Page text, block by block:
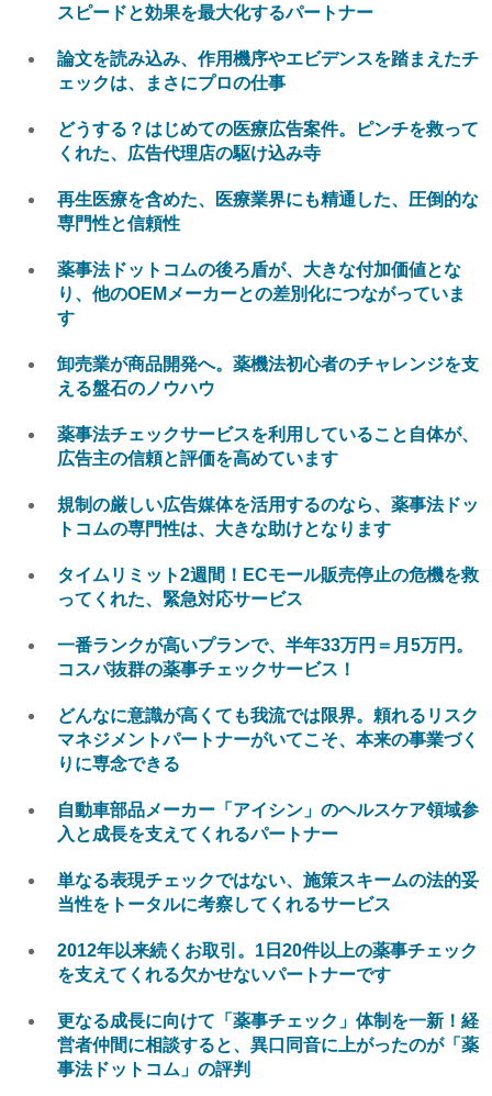
スピードと効果を最大化するパートナー
論文を読み込み、作用機序やエビデンスを踏まえたチ
ェックは、まさにプロの仕事
どうする？はじめての医療広告案件。ピンチを救って
くれた、広告代理店の駆け込み寺
再生医療を含めた、医療業界にも精通した、圧倒的な
専門性と信頼性
薬事法ドットコムの後ろ盾が、大きな付加価値とな
り、他のOEMメーカーとの差別化につながっていま
す
卸売業が商品開発へ。薬機法初心者のチャレンジを支
える盤石のノウハウ
薬事法チェックサービスを利用していること自体が、
広告主の信頼と評価を高めています
規制の厳しい広告媒体を活用するのなら、薬事法ドッ
トコムの専門性は、大きな助けとなります
タイムリミット2週間！ECモール販売停止の危機を救
ってくれた、緊急対応サービス
一番ランクが高いプランで、半年33万円＝月5万円。
コスパ抜群の薬事チェックサービス！
どんなに意識が高くても我流では限界。頼れるリスク
マネジメントパートナーがいてこそ、本来の事業づく
りに専念できる
自動車部品メーカー「アイシン」のヘルスケア領域参
入と成長を支えてくれるパートナー
単なる表現チェックではない、施策スキームの法的妥
当性をトータルに考察してくれるサービス
2012年以来続くお取引。1日20件以上の薬事チェック
を支えてくれる欠かせないパートナーです
更なる成長に向けて「薬事チェック」体制を一新！経
営者仲間に相談すると、異口同音に上がったのが「薬
事法ドットコム」の評判